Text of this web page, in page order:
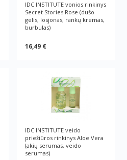
IDC INSTITUTE vonios rinkinys
Secret Stories Rose (dušo
gelis, losjonas, rankų kremas,
burbulas)
16,49 €
IDC INSTITUTE veido
priežiūros rinkinys Aloe Vera
(akių serumas, veido
serumas)